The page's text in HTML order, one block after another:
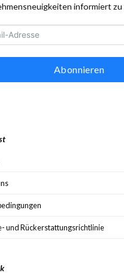
und Rückerstattungsrichtlinie
informiert zu
Abonnieren